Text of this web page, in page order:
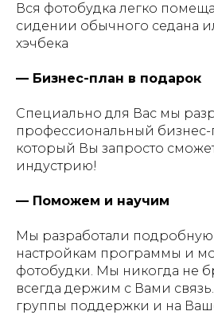
Вся фотобудка легко
сидении обычного седана
хэчбека
— Бизнес-план в подарок
Специально для Вас мы
профессиональный бизнес-
который Вы запросто
индустрию!
— Поможем и научим
Мы разработали
настройкам программы и
фотобудки. Мы никогда не
всегда держим с Вами связь.
группы поддержки и на